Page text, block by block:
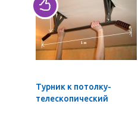
Турник к потолку-
телескопический